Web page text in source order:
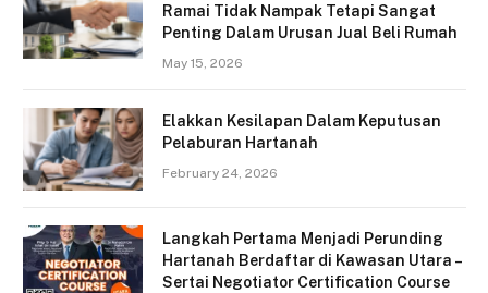
Ramai Tidak Nampak Tetapi Sangat
Penting Dalam Urusan Jual Beli Rumah
May 15, 2026
Elakkan Kesilapan Dalam Keputusan
Pelaburan Hartanah
February 24, 2026
Langkah Pertama Menjadi Perunding
Hartanah Berdaftar di Kawasan Utara –
Sertai Negotiator Certification Course